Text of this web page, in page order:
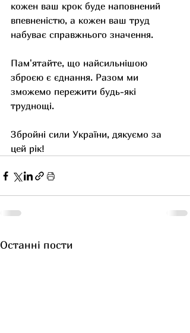
кожен ваш крок буде наповнений
впевненістю, а кожен ваш труд
набуває справжнього значення.
Пам'ятайте, що найсильнішою
зброєю є єднання. Разом ми
зможемо пережити будь-які
труднощі.
Збройні сили України, дякуємо за
цей рік!
Останні пости